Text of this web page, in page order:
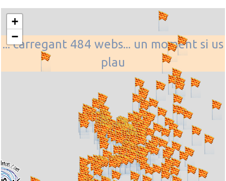
... carregant 484 webs... un moment si us
plau
+
−